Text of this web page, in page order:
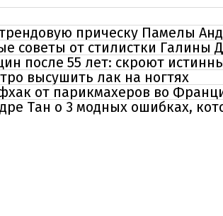
прическу Памелы
советы от стилистки Галины
после 55 лет: скроют
высушить лак на ногтях
от парикмахеров во
Тан о 3 модных ошибках,